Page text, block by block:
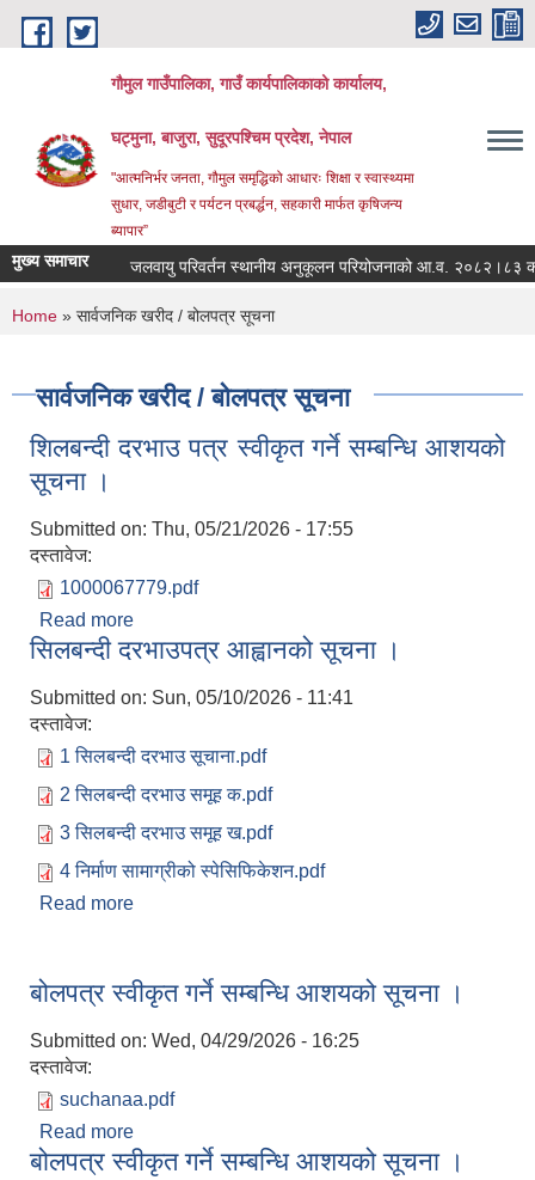
Skip to main content
गौमुल गाउँपालिका, गाउँ कार्यपालिकाको कार्यालय,
घट्मुना, बाजुरा, सुदूरपश्चिम प्रदेश, नेपाल
"आत्मनिर्भर जनता, गौमुल समृद्धिको आधारः शिक्षा र स्वास्थ्यमा
सुधार, जडीबुटी र पर्यटन प्रबर्द्धन, सहकारी मार्फत कृषिजन्य
ब्यापार”
मुख्य समाचार जलवायु परिवर्तन स्थानीय अनुकूलन परियोजनाको आ.व. २०८२।८३ को
You are here
Home » सार्वजनिक खरीद / बोलपत्र सूचना
सार्वजनिक खरीद / बोलपत्र सूचना
शिलबन्दी दरभाउ पत्र स्वीकृत गर्ने सम्बन्धि आशयको
सूचना ।
Submitted on: Thu, 05/21/2026 - 17:55
दस्तावेज:
1000067779.pdf
Read more
सूचना ।
सिलबन्दी दरभाउपत्र आह्वानको सूचना ।
Submitted on: Sun, 05/10/2026 - 11:41
दस्तावेज:
1 सिलबन्दी दरभाउ सूचाना.pdf
2 सिलबन्दी दरभाउ समूह क.pdf
3 सिलबन्दी दरभाउ समूह ख.pdf
4 निर्माण सामाग्रीको स्पेसिफिकेशन.pdf
Read more
बोलपत्र स्वीकृत गर्ने सम्बन्धि आशयको सूचना ।
Submitted on: Wed, 04/29/2026 - 16:25
दस्तावेज:
suchanaa.pdf
Read more
बोलपत्र स्वीकृत गर्ने सम्बन्धि आशयको सूचना ।